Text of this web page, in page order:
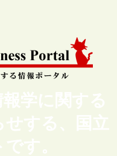
学に関する
する、国立
す。